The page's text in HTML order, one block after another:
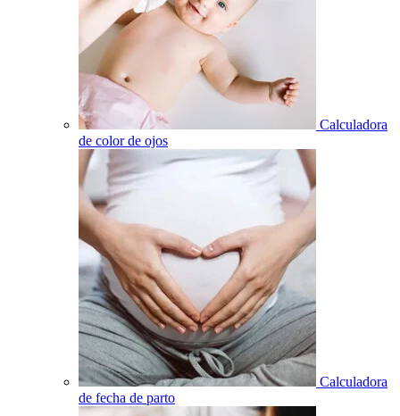
Calculadora
de color de ojos
Calculadora
de fecha de parto